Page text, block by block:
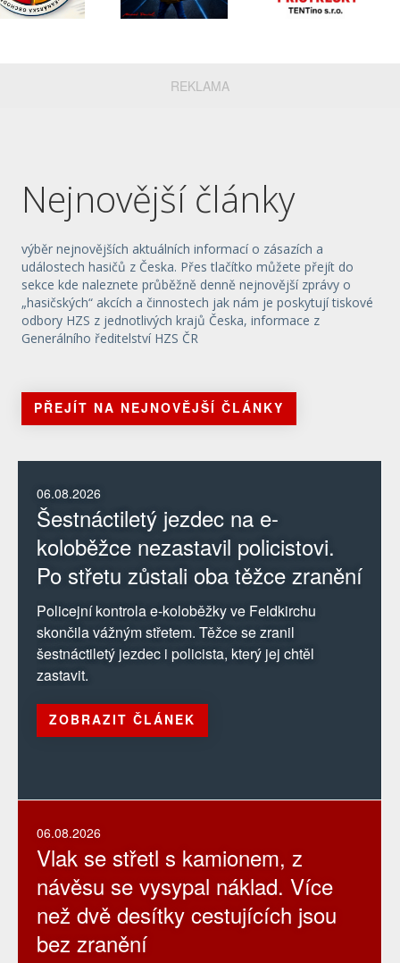
REKLAMA
Nejnovější články
výběr nejnovějších aktuálních informací o zásazích a
událostech hasičů z Česka. Přes tlačítko můžete přejít do
sekce kde naleznete průběžně denně nejnovější zprávy o
„hasičských“ akcích a činnostech jak nám je poskytují tiskové
odbory HZS z jednotlivých krajů Česka, informace z
Generálního ředitelství HZS ČR
PŘEJÍT NA NEJNOVĚJŠÍ ČLÁNKY
06.08.2026
Šestnáctiletý jezdec na e-
koloběžce nezastavil policistovi.
Po střetu zůstali oba těžce zranění
Policejní kontrola e-koloběžky ve Feldkirchu
skončila vážným střetem. Těžce se zranil
šestnáctiletý jezdec i policista, který jej chtěl
zastavit.
ZOBRAZIT ČLÁNEK
06.08.2026
Vlak se střetl s kamionem, z
návěsu se vysypal náklad. Více
než dvě desítky cestujících jsou
bez zranění